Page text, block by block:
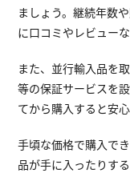
ましょう。継続年数
に口コミやレビュー
また、並行輸入品を
等の保証サービスを
てから購入すると安心
手頃な価格で購入で
品が手に入ったりす